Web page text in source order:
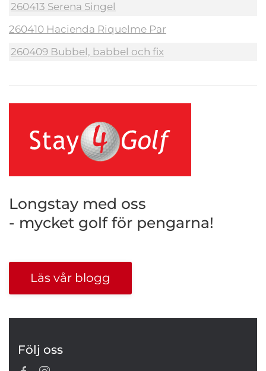
260413 Serena Singel
260410 Hacienda Riquelme Par
260409 Bubbel, babbel och fix
Longstay med oss
- mycket golf för pengarna!
Läs vår blogg
Följ oss